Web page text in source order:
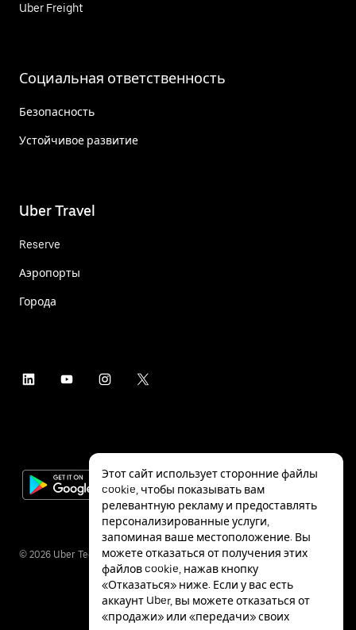
Uber Freight
Социальная ответственность
Безопасность
Устойчивое развитие
Uber Travel
Reserve
Аэропорты
Города
© 2026 Uber Technologies Inc.
Этот сайт использует сторонние файлы
cookie, чтобы показывать вам
релевантную рекламу и предоставлять
персонализированные услуги,
запоминая ваше местоположение. Вы
можете отказаться от получения этих
файлов cookie, нажав кнопку
«Отказаться» ниже. Если у вас есть
аккаунт Uber, вы можете отказаться от
«продажи» или «передачи» своих